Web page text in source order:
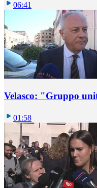
06:41
Velasco: "Gruppo
01:58